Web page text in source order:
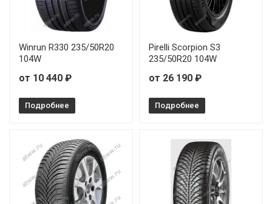
Winrun R330 235/50R20
104W
от 10 440 ₽
Подробнее
Pirelli Scorpion S3
235/50R20 104W
от 26 190 ₽
Подробнее